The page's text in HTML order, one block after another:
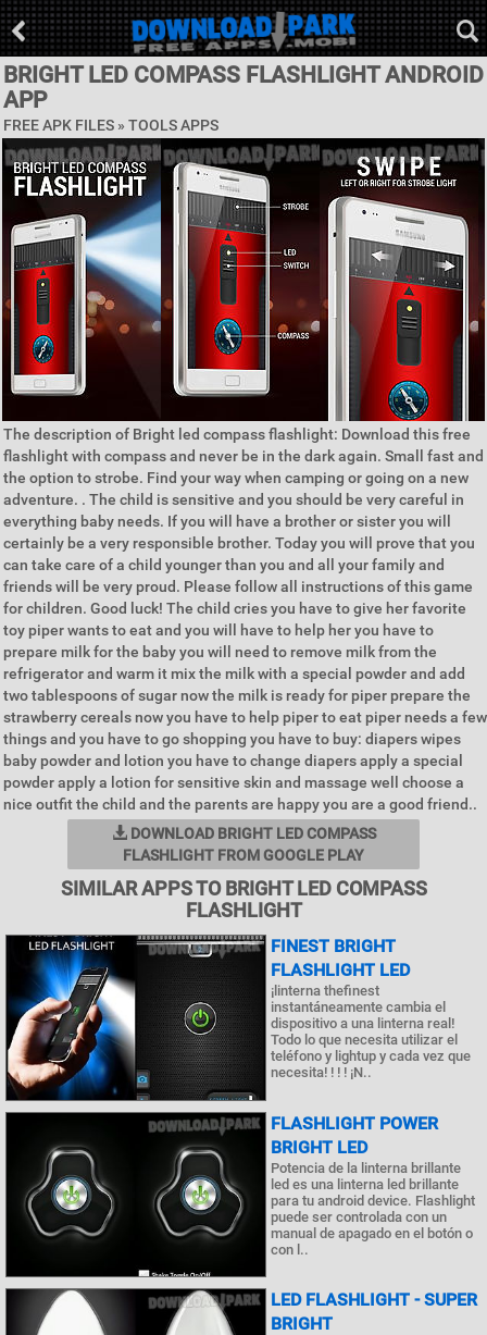
BRIGHT LED COMPASS FLASHLIGHT ANDROID
APP
FREE APK FILES » TOOLS APPS
The description of Bright led compass flashlight: Download this free
flashlight with compass and never be in the dark again. Small fast and
the option to strobe. Find your way when camping or going on a new
adventure. . The child is sensitive and you should be very careful in
everything baby needs. If you will have a brother or sister you will
certainly be a very responsible brother. Today you will prove that you
can take care of a child younger than you and all your family and
friends will be very proud. Please follow all instructions of this game
for children. Good luck! The child cries you have to give her favorite
toy piper wants to eat and you will have to help her you have to
prepare milk for the baby you will need to remove milk from the
refrigerator and warm it mix the milk with a special powder and add
two tablespoons of sugar now the milk is ready for piper prepare the
strawberry cereals now you have to help piper to eat piper needs a few
things and you have to go shopping you have to buy: diapers wipes
baby powder and lotion you have to change diapers apply a special
powder apply a lotion for sensitive skin and massage well choose a
nice outfit the child and the parents are happy you are a good friend..
DOWNLOAD BRIGHT LED COMPASS
FLASHLIGHT FROM GOOGLE PLAY
SIMILAR APPS TO BRIGHT LED COMPASS
FLASHLIGHT
FINEST BRIGHT
FLASHLIGHT LED
¡linterna thefinest
instantáneamente cambia el
dispositivo a una linterna real!
Todo lo que necesita utilizar el
teléfono y lightup y cada vez que
necesita! ! ! ! ¡N..
FLASHLIGHT POWER
BRIGHT LED
Potencia de la linterna brillante
led es una linterna led brillante
para tu android device. Flashlight
puede ser controlada con un
manual de apagado en el botón o
con l..
LED FLASHLIGHT - SUPER
BRIGHT